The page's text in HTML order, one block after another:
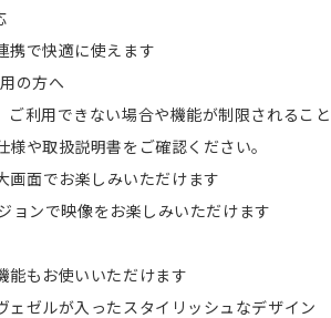
携で快適に使えます
の方へ
利用できない場合や機能が制限されること
や取扱説明書をご確認ください。
面でお楽しみいただけます
ンで映像をお楽しみいただけます
もお使いいただけます
ゼルが入ったスタイリッシュなデザイン